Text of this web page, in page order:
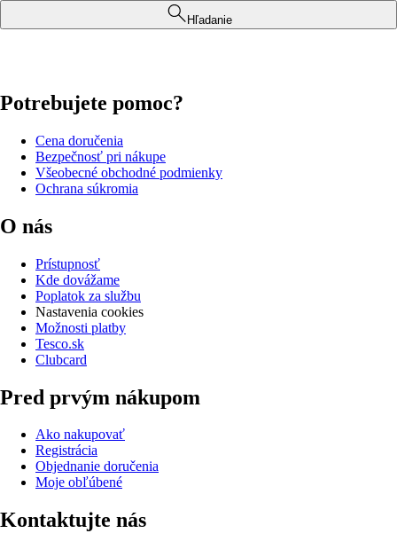
Hľadanie
Potrebujete pomoc?
Cena doručenia
Bezpečnosť pri nákupe
Všeobecné obchodné podmienky
Ochrana súkromia
O nás
Prístupnosť
Kde dovážame
Poplatok za službu
Nastavenia cookies
Možnosti platby
Tesco.sk
Clubcard
Pred prvým nákupom
Ako nakupovať
Registrácia
Objednanie doručenia
Moje obľúbené
Kontaktujte nás